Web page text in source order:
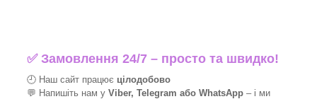
✅Замовлення 24/7 – просто та швидко!
🕘 Наш сайт працює цілодобово
💬 Напишіть нам у Viber, Telegram або WhatsApp – і ми